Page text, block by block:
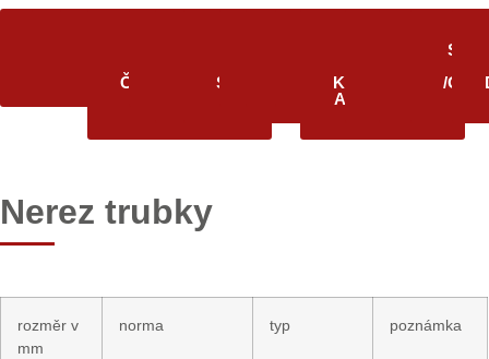
ČTVERCOVÉPROFILY
SPECIÁLNÍ
KRUHOVÉ
AUTOMAT
KRUHOVÉ
NEREZ
PLOCHÉ
/
Nerez trubky
rozměr v
mm
norma typ poznámka